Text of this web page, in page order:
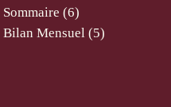
Sommaire (6)
Bilan Mensuel (5)